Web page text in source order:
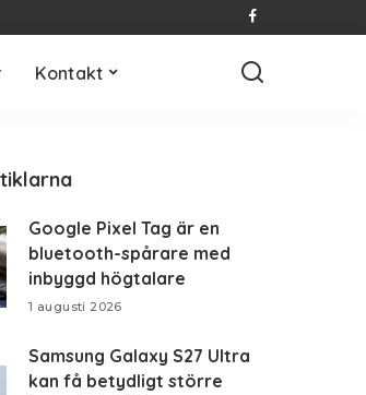
Kontakt
Google Pixel Tag är en
bluetooth-spårare med
inbyggd högtalare
1 augusti 2026
Samsung Galaxy S27 Ultra
kan få betydligt större